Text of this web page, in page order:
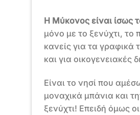
Η Μύκονος είναι ίσως
μόνο με το ξενύχτι, το
κανείς για τα γραφικά
και για οικογενειακές
Είναι το νησί που
μοναχικά μπάνια και
ξενύχτι! Επειδή όμως